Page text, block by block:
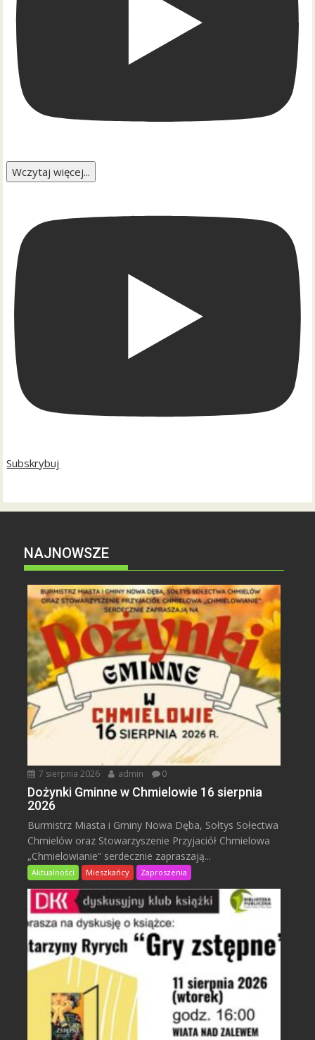
Wczytaj więcej...
Subskrybuj
NAJNOWSZE
7 sierpnia 2026 admin 0
Dożynki Gminne w Chmielowie 16 sierpnia
2026
Burmistrz Miasta i Gminy Nowa Dęba, Sołtys Sołectwa
Chmielów oraz Stowarzyszenie Przyjaciół Chmielowa
„Chmielowianie” serdecznie zapraszają...
Aktualności Mieszkańcy Zaproszenia